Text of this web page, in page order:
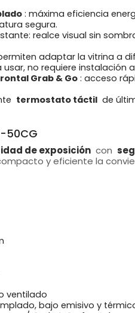
: máxima eficiencia
segura.
realce visual sin
adaptar la vitrina a
usar, no requiere instalación
Grab & Go : acceso
termostato táctil de
50CG
de exposición con
y eficiente la
ventilado
bajo emisivo y